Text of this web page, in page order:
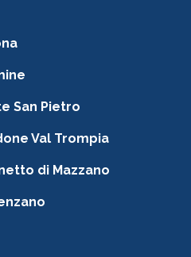
San Pietro
Val Trompia
di Mazzano